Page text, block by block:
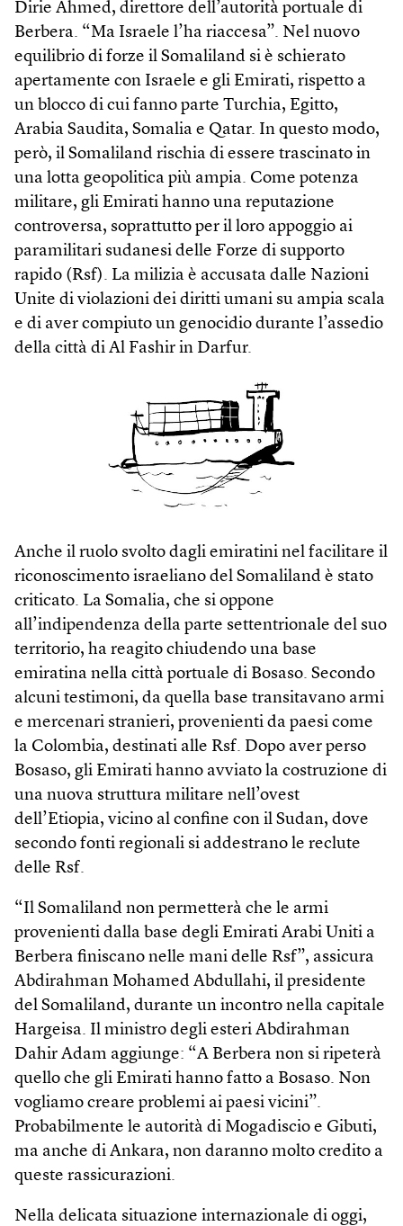
Dirie Ahmed, direttore dell’autorità portuale di
Berbera. “Ma Israele l’ha riaccesa”. Nel nuovo
equilibrio di forze il Somaliland si è schierato
apertamente con Israele e gli Emirati, rispetto a
un blocco di cui fanno parte Turchia, Egitto,
Arabia Saudita, Somalia e Qatar. In questo modo,
però, il Somaliland rischia di essere trascinato in
una lotta geopolitica più ampia. Come potenza
militare, gli Emirati hanno una reputazione
controversa, soprattutto per il loro appoggio ai
paramilitari sudanesi delle Forze di supporto
rapido (Rsf). La milizia è accusata dalle Nazioni
Unite di violazioni dei diritti umani su ampia scala
e di aver compiuto un genocidio durante l’assedio
della città di Al Fashir in Darfur.
Anche il ruolo svolto dagli emiratini nel facilitare il
riconoscimento israeliano del Somaliland è stato
criticato. La Somalia, che si oppone
all’indipendenza della parte settentrionale del suo
territorio, ha reagito chiudendo una base
emiratina nella città portuale di Bosaso. Secondo
alcuni testimoni, da quella base transitavano armi
e mercenari stranieri, provenienti da paesi come
la Colombia, destinati alle Rsf. Dopo aver perso
Bosaso, gli Emirati hanno avviato la costruzione di
una nuova struttura militare nell’ovest
dell’Etiopia, vicino al confine con il Sudan, dove
secondo fonti regionali si addestrano le reclute
delle Rsf.
“Il Somaliland non permetterà che le armi
provenienti dalla base degli Emirati Arabi Uniti a
Berbera finiscano nelle mani delle Rsf”, assicura
Abdirahman Mohamed Abdullahi, il presidente
del Somaliland, durante un incontro nella capitale
Hargeisa. Il ministro degli esteri Abdirahman
Dahir Adam aggiunge: “A Berbera non si ripeterà
quello che gli Emirati hanno fatto a Bosaso. Non
vogliamo creare problemi ai paesi vicini”.
Probabilmente le autorità di Mogadiscio e Gibuti,
ma anche di Ankara, non daranno molto credito a
queste rassicurazioni.
Nella delicata situazione internazionale di oggi,